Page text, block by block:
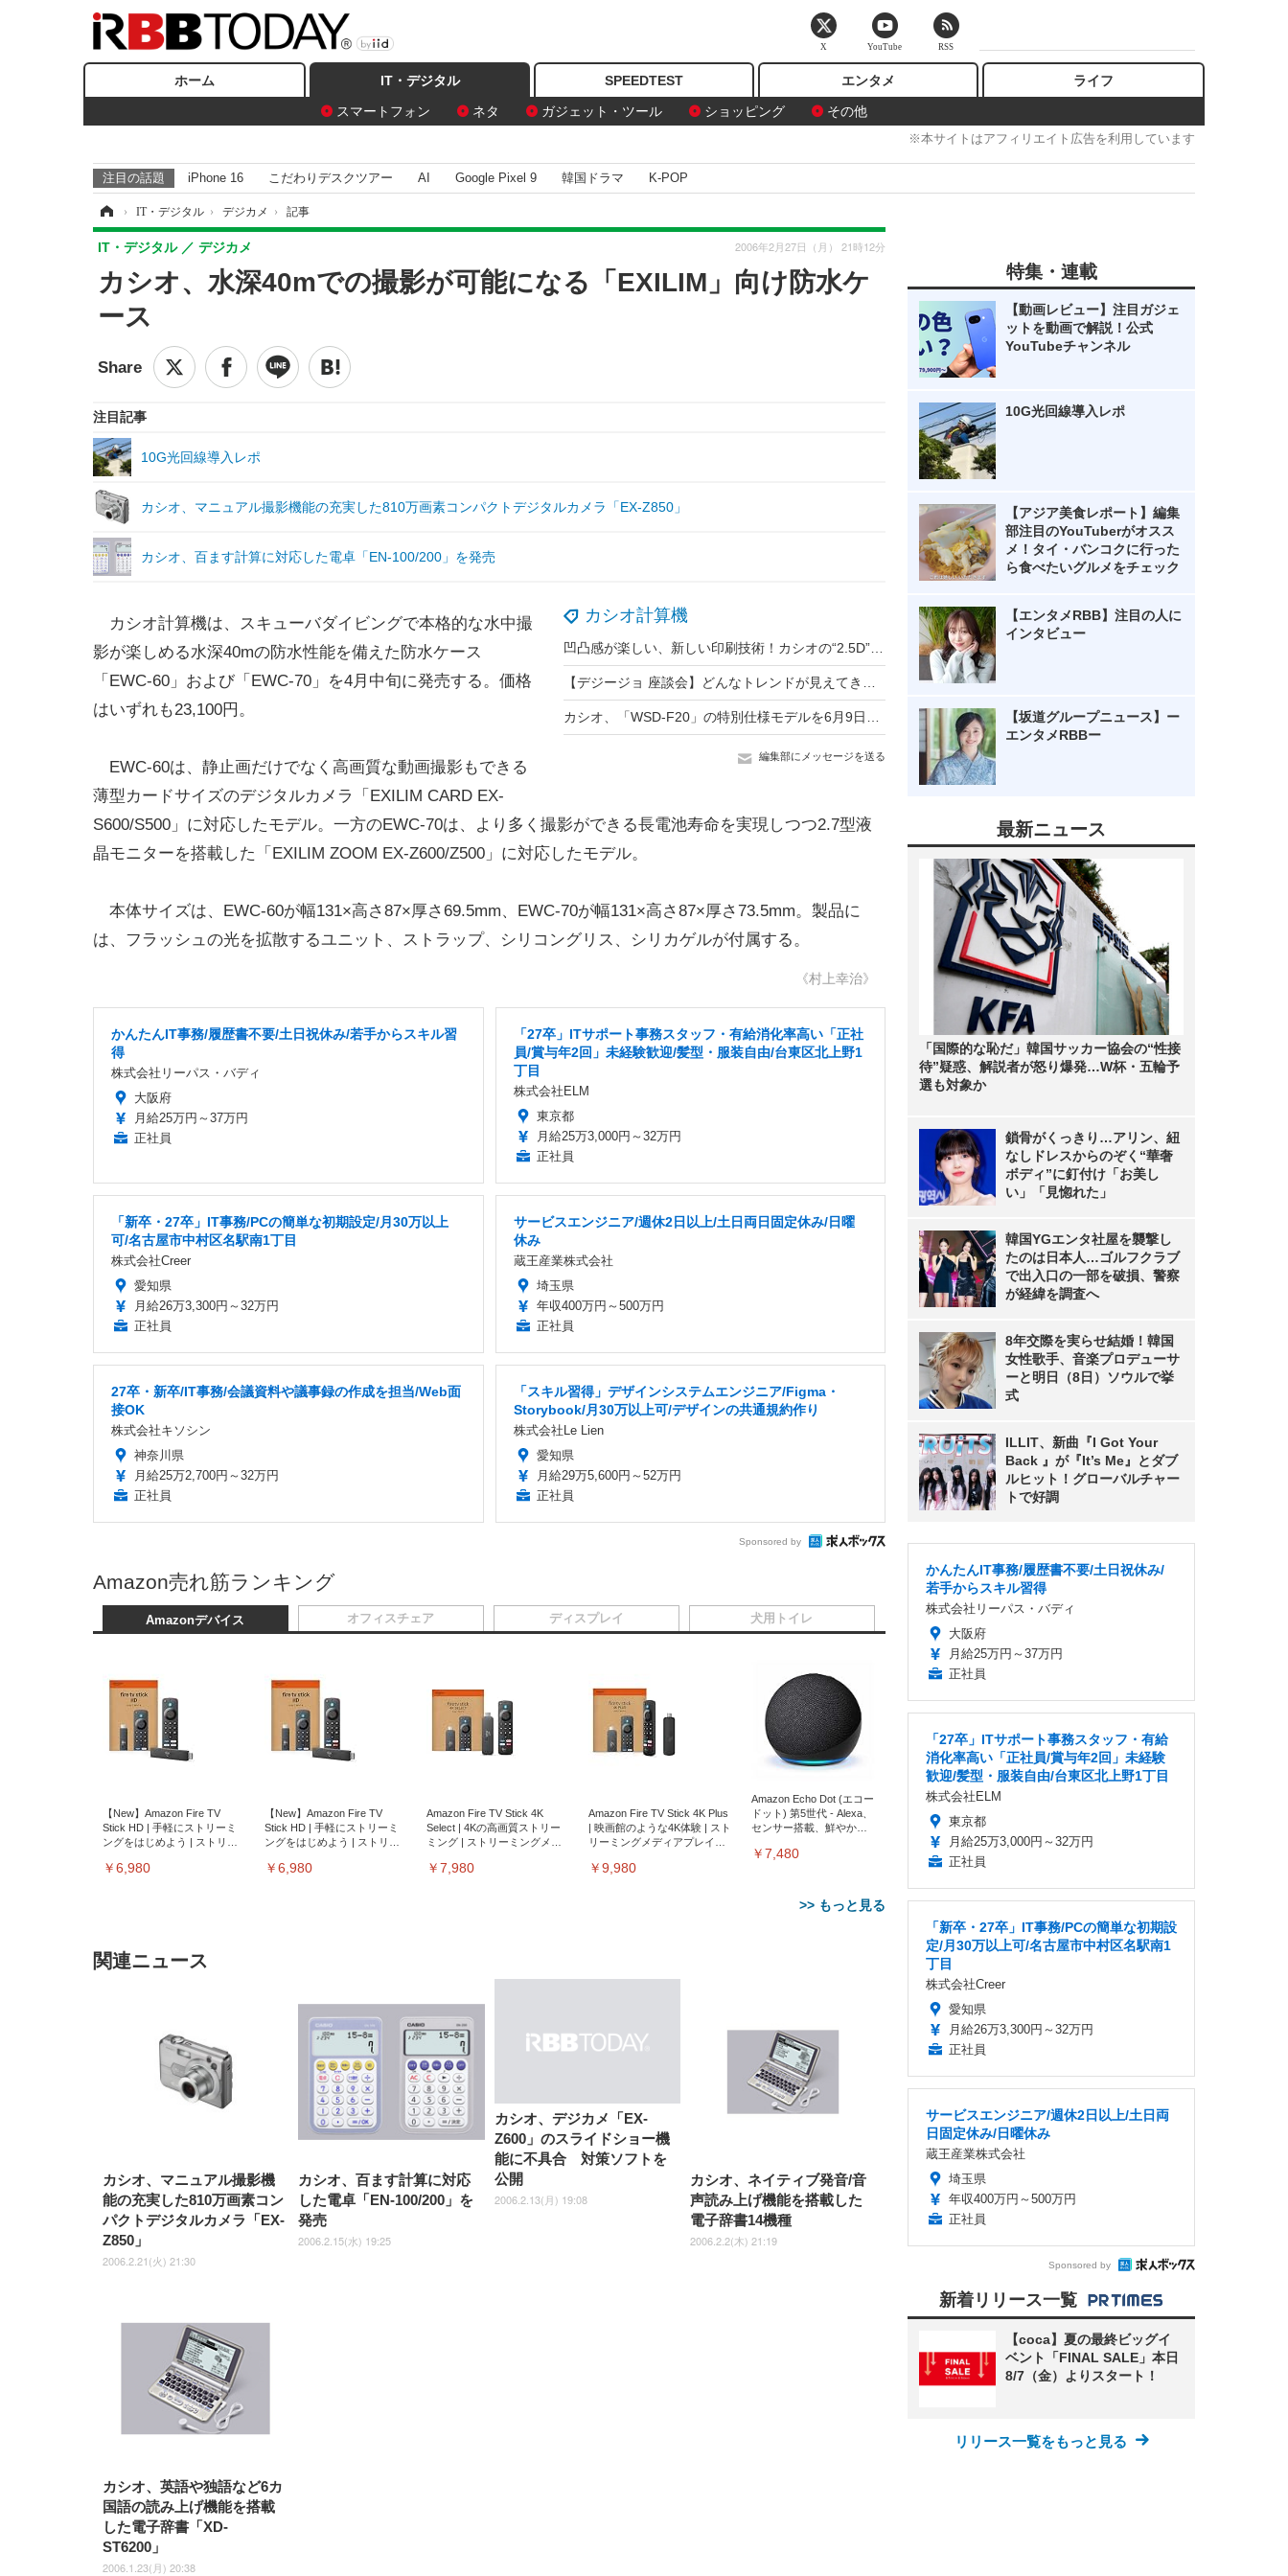
ホーム
IT・デジタル
スマートフォン
ネタ ガジェット・ツール ショッピング その他
SPEEDTEST エンタメ ライフ
※本サイトはアフィリエイト広告を利用しています
注目の話題 iPhone 16 こだわりデスクツアー AI Google Pixel 9 韓国ドラマ K-POP
› IT・デジタル › デジカメ › 記事
カシオ、水深40mでの撮影が可能になる「EXILIM」向け防水ケ
ース
IT・デジタル デジカメ 2006年2月27日（月） 21時12分
注目記事
10G光回線導入レポ
カシオ、マニュアル撮影機能の充実した810万画素コンパクトデジタルカメラ「EX-Z850」
カシオ、百ます計算に対応した電卓「EN-100/200」を発売
カシオ計算機
編集部にメッセージを送る
カシオ計算機は、スキューバダイビングで本格的な水中撮
影が楽しめる水深40mの防水性能を備えた防水ケース
「EWC-60」および「EWC-70」を4月中旬に発売する。価格
はいずれも23,100円。
EWC-60は、静止画だけでなく高画質な動画撮影もできる
薄型カードサイズのデジタルカメラ「EXILIM CARD EX-
S600/S500」に対応したモデル。一方のEWC-70は、より多く撮影ができる長電池寿命を実現しつつ2.7型液
晶モニターを搭載した「EXILIM ZOOM EX-Z600/Z500」に対応したモデル。
本体サイズは、EWC-60が幅131×高さ87×厚さ69.5mm、EWC-70が幅131×高さ87×厚さ73.5mm。製品に
は、フラッシュの光を拡散するユニット、ストラップ、シリコングリス、シリカゲルが付属する。
《村上幸治》
かんたんIT事務/履歴書不要/土日祝休み/若手からスキル習
得
株式会社リーパス・バディ
大阪府
月給25万円～37万円
正社員
「27卒」ITサポート事務スタッフ・有給消化率高い「正社
員/賞与年2回」未経験歓迎/髪型・服装自由/台東区北上野1
丁目
株式会社ELM
東京都
月給25万3,000円～32万円
正社員
「新卒・27卒」IT事務/PCの簡単な初期設定/月30万以上
可/名古屋市中村区名駅南1丁目
株式会社Creer
愛知県
月給26万3,300円～32万円
正社員
サービスエンジニア/週休2日以上/土日両日固定休み/日曜
休み
蔵王産業株式会社
埼玉県
年収400万円～500万円
正社員
27卒・新卒/IT事務/会議資料や議事録の作成を担当/Web面
接OK
株式会社キソシン
神奈川県
月給25万2,700円～32万円
正社員
「スキル習得」デザインシステムエンジニア/Figma・
Storybook/月30万以上可/デザインの共通規約作り
株式会社Le Lien
愛知県
月給29万5,600円～52万円
正社員
Sponsored by
Amazon売れ筋ランキング
Amazonデバイス
【New】Amazon Fire TV
Stick HD | 手軽にストリーミ
ングをはじめよう | ストリー
￥6,980
【New】Amazon Fire TV
Stick HD | 手軽にストリーミ
ングをはじめよう | ストリー
￥6,980
Amazon Fire TV Stick 4K
Select | 4Kの高画質ストリー
ミング | ストリーミングメデ
￥7,980
Amazon Fire TV Stick 4K Plus
| 映画館のような4K体験 | スト
リーミングメディアプレイヤ
￥9,980
Amazon Echo Dot (エコー
ドット) 第5世代 - Alexa、
センサー搭載、鮮やかな
￥7,480
>> もっと見る
オフィスチェア
[EdoErgo] オフィスチェア 椅
子 テレワーク 疲れない 跳ね
ッシュ 在宅ワーク H-
WY01(黒網+黒枠+黒足)
SIHOO B100 オフィスチェア
／デスクチェア メッシュチェ
ア 人間工学 疲れない ブラッ
Sezlife オフィスチェア デスク
チェア 疲れない テレワーク
チェア 強化バックレスト 30
度ロッキング機能 人間工学 椅
子 腰サポート 90度跳ね上げ
式アームレスト 3Dヘッドレス
ト ハンガー付き 高反発クッシ
ョン PCチェア 通気性メッシ
ュ ゲーミング/勉強/事務用 お
チェア 強化バックレスト 30度
ロッキング機能 人間工学 椅子
腰サポート 90度跳ね上げ式ア
ームレスト 3Dヘッドレスト
ハンガー付き 高反発クッショ
ン PCチェア 通気性メッシュ
ゲーミング/勉強/事務用 おし
ゃれ パソコンチェア (ホワイ
￥7,680
ANDWINT オフィスチェ
ア デスクチェア 肘なし メ
ッシュ 通気性 ランバーサ
クト 幅52×奥行58.5×高さ
84～96cm テレワーク 在
宅勤務 ブラック
ディスプレイ
EIZO ビジネス向けプレミア
ムモニター | FlexScan
EIZO ビジネス向けプレミア
ムモニター | FlexScan
EV2740X-WT | 27.0型4K
UHD・USB Type-C・ホワイ
￥109,572
【純正品】27"ゲーミングモ
ニター DualSense 充電フッ
ク付き（CFI-ZDM1J）
￥49,979
HD（1920×1080）VA 非光
沢 HDMI/DisplayPort/VGA
スピーカー内蔵 高さ調整 ス
イベル VESA対応
￥15,800
【MiniLED/24.5inch/280Hz/FHD】
GRAPHT THE SHOOTER
Gaming Monitor 24” Essential ゲ
犬用トイレ
Amazonベーシック ペットシ
ーツ 薄型 レギュラー 1回使い
Amazonベーシック ペットシ
ーツ 厚型 ワイド 42枚x2袋(84
枚) ホワイト(吸収面:ライトブ
ネオ・ルーライフ ネオ・オム
ツ L 中型犬用 26枚入り 単品
￥1,800
Smart Basic アイリスオーヤマ
ペットシーツ 超厚型 お徳用
ワイド 100枚入 (x 1) (ケース
販売)
￥3,670
アイリスオーヤマ ペット
シーツ 超厚型 お徳用 レギ
ュラー 200枚入
関連ニュース
カシオ、マニュアル撮影機
能の充実した810万画素コン
パクトデジタルカメラ「EX-
Z850」
2006.2.21(火) 21:30
カシオ、百ます計算に対応
した電卓「EN-100/200」を
発売
2006.2.15(水) 19:25
カシオ、デジカメ「EX-
Z600」のスライドショー機
能に不具合 対策ソフトを
公開
2006.2.13(月) 19:08
カシオ、ネイティブ発音/音
声読み上げ機能を搭載した
電子辞書14機種
2006.2.2(木) 21:19
カシオ、英語や独語など6カ
国語の読み上げ機能を搭載
した電子辞書「XD-
ST6200」
2006.1.23(月) 20:38
特集・連載
【動画レビュー】注目ガジェ
ットを動画で解説！公式
YouTubeチャンネル
10G光回線導入レポ
【アジア美食レポート】編集
部注目のYouTuberがオスス
メ！タイ・バンコクに行った
ら食べたいグルメをチェック
【エンタメRBB】注目の人に
インタビュー
【坂道グループニュース】ー
エンタメRBBー
最新ニュース
「国際的な恥だ」韓国サッカー協会の“性接
待”疑惑、解説者が怒り爆発…W杯・五輪予
選も対象か
鎖骨がくっきり…アリン、紐
なしドレスからのぞく“華奢
ボディ”に釘付け「お美し
い」「見惚れた」
韓国YGエンタ社屋を襲撃し
たのは日本人…ゴルフクラブ
で出入口の一部を破損、警察
が経緯を調査へ
8年交際を実らせ結婚！韓国
女性歌手、音楽プロデューサ
ーと明日（8日）ソウルで挙
式
ILLIT、新曲『I Got Your
Back 』が『It’s Me』とダブ
ルヒット！グローバルチャー
トで好調
かんたんIT事務/履歴書不要/土日祝休み/
若手からスキル習得
株式会社リーパス・バディ
大阪府
月給25万円～37万円
正社員
「27卒」ITサポート事務スタッフ・有給
消化率高い「正社員/賞与年2回」未経験
歓迎/髪型・服装自由/台東区北上野1丁目
株式会社ELM
東京都
月給25万3,000円～32万円
正社員
「新卒・27卒」IT事務/PCの簡単な初期設
定/月30万以上可/名古屋市中村区名駅南1
丁目
株式会社Creer
愛知県
月給26万3,300円～32万円
正社員
サービスエンジニア/週休2日以上/土日両
日固定休み/日曜休み
蔵王産業株式会社
埼玉県
年収400万円～500万円
正社員
Sponsored by
新着リリース一覧
【coca】夏の最終ビッグイ
ベント「FINAL SALE」本日
8/7（金）よりスタート！
リリース一覧をもっと見る
X YouTube RSS